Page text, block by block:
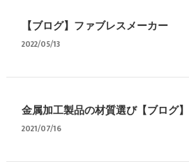
【ブログ】ファブレスメーカー
2022/05/13
金属加工製品の材質選び【ブログ】
2021/07/16